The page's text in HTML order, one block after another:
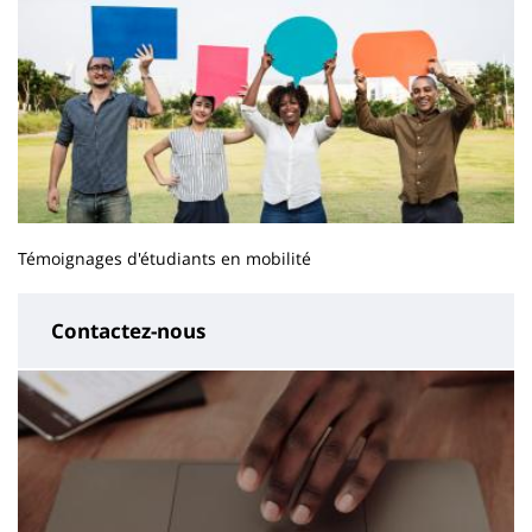
Témoignages d'étudiants en mobilité
Contactez-nous